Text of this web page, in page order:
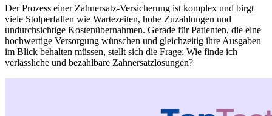
Der Prozess einer Zahnersatz-Versicherung ist komplex und birgt
viele Stolperfallen wie Wartezeiten, hohe Zuzahlungen und
undurchsichtige Kostenübernahmen. Gerade für Patienten, die eine
hochwertige Versorgung wünschen und gleichzeitig ihre Ausgaben
im Blick behalten müssen, stellt sich die Frage: Wie finde ich
verlässliche und bezahlbare Zahnersatzlösungen?